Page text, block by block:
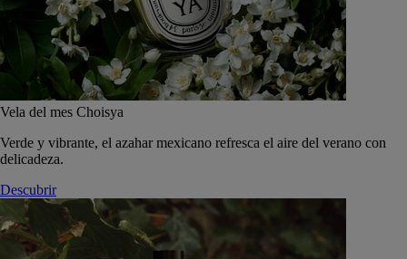
Vela del mes Choisya
Verde y vibrante, el azahar mexicano refresca el aire del verano con
delicadeza.
Descubrir